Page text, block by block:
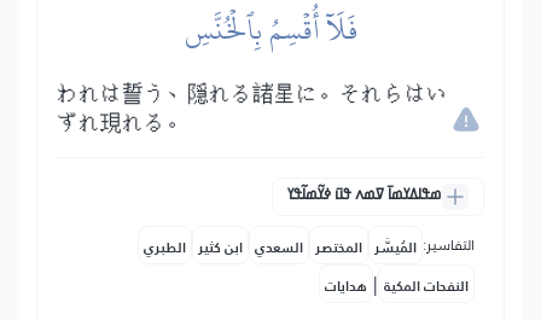
فَلَآ أُقۡسِمُ بِٱلۡخُنَّسِ
われは誓う、隠れる諸星に。それらはい
ずれ現れる。
ߘߟߊߡߌߘߊ߫ ߜߘߍ ߟߎ߫ ߦߌ߬ߘߊ߬ߟߌ
التفاسير: المُيسَّر المختصر السعدي ابن كثير الطبري
النفحات المكية | هدايات